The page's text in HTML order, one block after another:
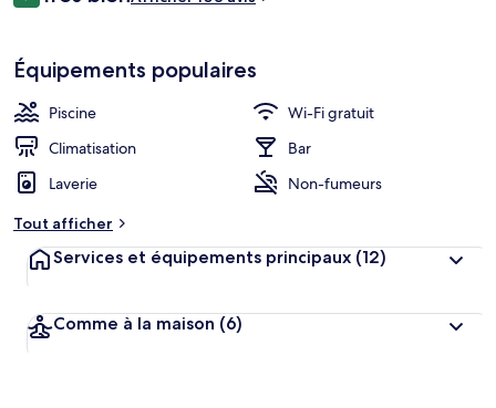
voyageurs
Équipements populaires
Piscine
Wi-Fi gratuit
Climatisation
Bar
Laverie
Non-fumeurs
Tout afficher
Services et équipements principaux (12)
Comme à la maison (6)